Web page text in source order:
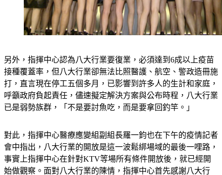
另外，指揮中心認為八大行業要復業，必須達到6成以上疫苗
接種覆蓋率，但八大行業卻無法比照醫護、航空、警政造冊施
打，直言現在停工五個多月，已影響到許多人的生計和家庭，
呼籲政府負起責任，儘速擬定解決方案與公布時程，八大行業
對此，指揮中心醫療應變組副組長羅一鈞也在下午的疫情記者
會中指出，八大行業的開放是這一波鬆綁場域的最後一哩路，
事實上指揮中心在針對KTV等場所有條件開放後，就已經開